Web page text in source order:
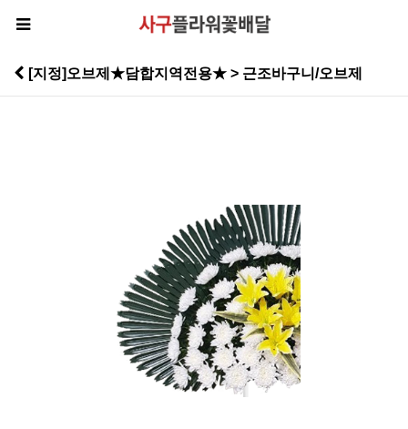
[지정]오브제★담합지역전용★ > 근조바구니/오브제